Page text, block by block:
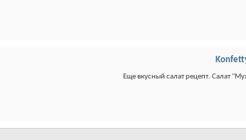
Еще вкусный салат рецепт. Салат